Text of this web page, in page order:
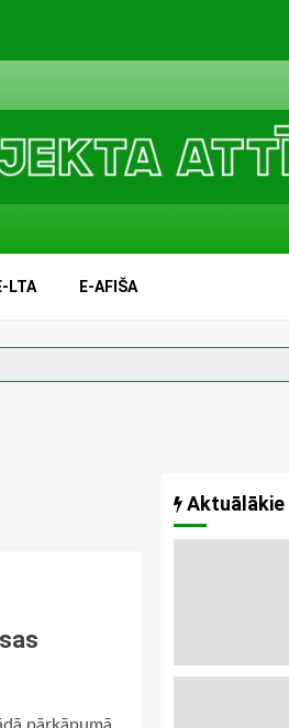
LTA E-AFIŠA
Aktuālākie